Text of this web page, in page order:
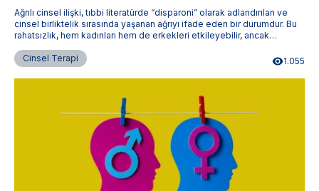
Ağrılı cinsel ilişki, tıbbi literatürde “disparoni” olarak adlandırılan ve
cinsel birliktelik sırasında yaşanan ağrıyı ifade eden bir durumdur. Bu
rahatsızlık, hem kadınları hem de erkekleri etkileyebilir, ancak
Cinsel Terapi
1.055